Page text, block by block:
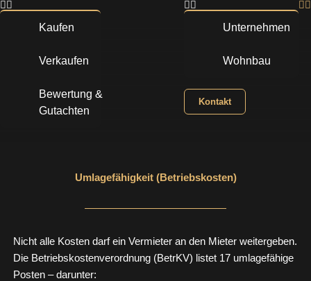
Zum
Kaufen
Verkaufen
Bewertung &
Gutachten
Unternehmen
Wohnbau
Kontakt
Umlagefähigkeit (Betriebskosten)
Nicht alle Kosten darf ein Vermieter an den Mieter weitergeben.
Die Betriebskostenverordnung (BetrKV) listet 17 umlagefähige
Posten – darunter: